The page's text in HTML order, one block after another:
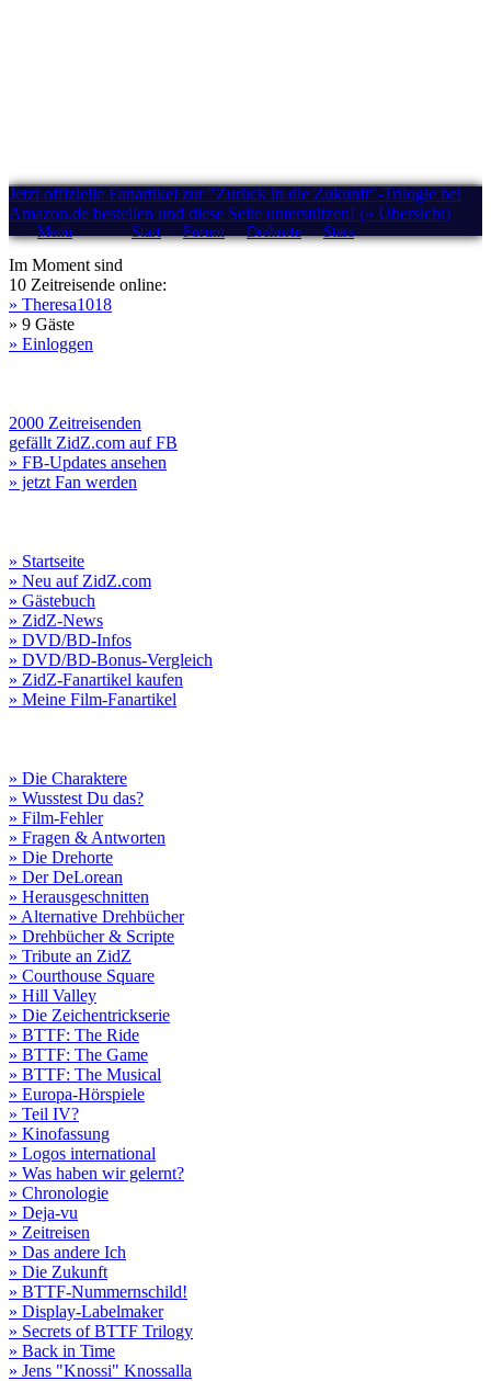
Jetzt offizielle Fanartikel zur "Zurück in die Zukunft"-Trilogie bei
Amazon.de bestellen und diese Seite unterstützen! (» Übersicht)
Menü Start Forum Drehorte Stars
Im Moment sind
10 Zeitreisende online:
» Theresa1018
» 9 Gäste
» Einloggen
2000 Zeitreisenden
gefällt ZidZ.com auf FB
» FB-Updates ansehen
» jetzt Fan werden
» Startseite
» Neu auf ZidZ.com
» Gästebuch
» ZidZ-News
» DVD/BD-Infos
» DVD/BD-Bonus-Vergleich
» ZidZ-Fanartikel kaufen
» Meine Film-Fanartikel
» Die Charaktere
» Wusstest Du das?
» Film-Fehler
» Fragen & Antworten
» Die Drehorte
» Der DeLorean
» Herausgeschnitten
» Alternative Drehbücher
» Drehbücher & Scripte
» Tribute an ZidZ
» Courthouse Square
» Hill Valley
» Die Zeichentrickserie
» BTTF: The Ride
» BTTF: The Game
» BTTF: The Musical
» Europa-Hörspiele
» Teil IV?
» Kinofassung
» Logos international
» Was haben wir gelernt?
» Chronologie
» Deja-vu
» Zeitreisen
» Das andere Ich
» Die Zukunft
» BTTF-Nummernschild!
» Display-Labelmaker
» Secrets of BTTF Trilogy
» Back in Time
» Jens "Knossi" Knossalla